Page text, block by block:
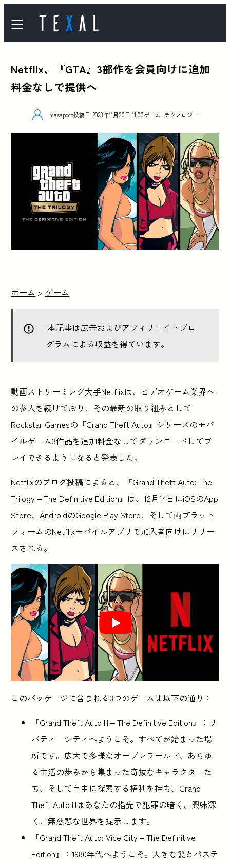
Netflix、『GTA』3部作を会員向けに追加
料金なしで提供へ
masapoco投稿日 2023年11月30日 11:00ゲーム テクノロジー
ホーム > ゲーム
本記事は広告およびアフィリエイトプロ
グラムによる収益を得ています。
動画ストリーミング大手Netflixは、ビデオゲーム業界へ
の参入を続けており、その最新の取り組みとして
Rockstar Gamesの『Grand Theft Auto』シリーズのモバ
イルゲーム3作品を追加料金なしでダウンロードしてプ
レイできるようになると発表した。
Netflixのブログ投稿によると、『Grand Theft Auto: The
Trilogy – The Definitive Edition』は、12月14日にiOSのApp
Store、AndroidのGoogle Play Store、そして両プラット
フォームのNetflixモバイルアプリで加入者向けにリリー
スされる。
このパッケージに含まれる3つのゲームは以下の通り：
『Grand Theft Auto III – The Definitive Edition』：リ
バティーシティへようこそ。すべてが始まった場
所です。広大で多様なオープンワールド、あらゆ
る生活の歩みから集まった奇抜なキャラクターた
ち、そして自由に探索する権利を持ち、Grand
Theft Auto IIIはあなたの指先で犯罪の暗く、興味深
く、無慈悲な世界を提示します。
『Grand Theft Auto: Vice City – The Definitive
Edition』：1980年代へようこそ。大きな髪とパステ